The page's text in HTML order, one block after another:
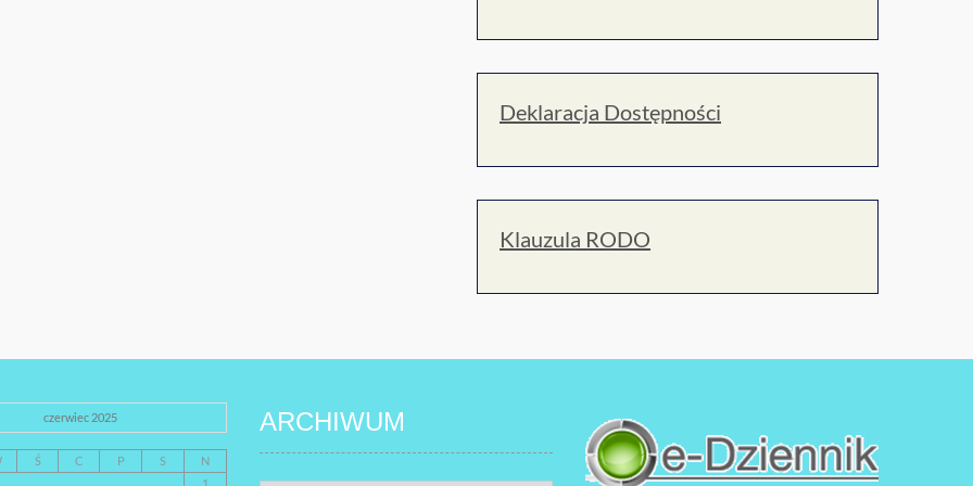
Deklaracja Dostępności
Klauzula RODO
czerwiec 2025
Ś C P S
N
ARCHIWUM